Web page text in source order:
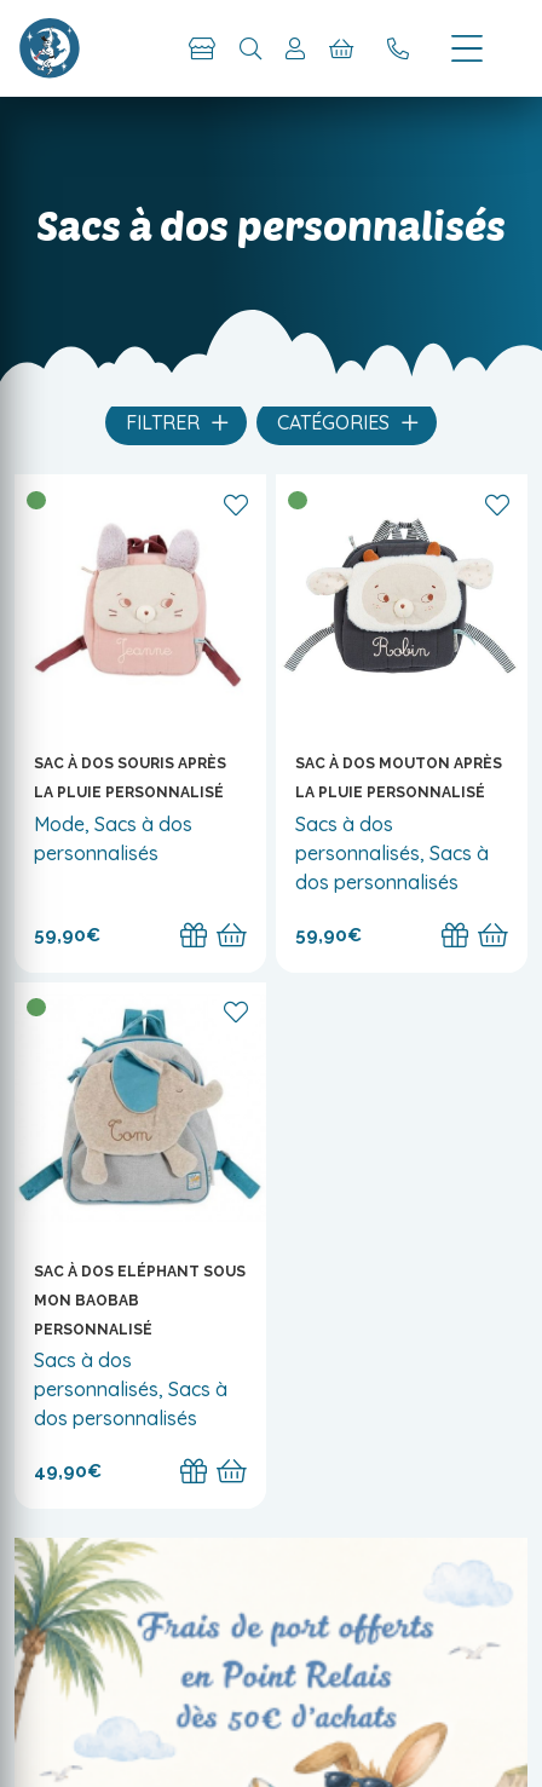
Sacs à dos personnalisés
FILTRER CATÉGORIES
SAC À DOS SOURIS APRÈS
LA PLUIE PERSONNALISÉ
Mode, Sacs à dos
personnalisés
59,90€
SAC À DOS MOUTON APRÈS
LA PLUIE PERSONNALISÉ
Sacs à dos
personnalisés, Sacs à
dos personnalisés
59,90€
SAC À DOS ELÉPHANT SOUS
MON BAOBAB
PERSONNALISÉ
Sacs à dos
personnalisés, Sacs à
dos personnalisés
49,90€